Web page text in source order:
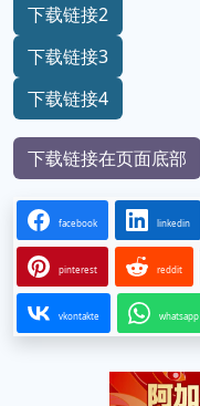
下载链接2
下载链接3
下载链接4
下载链接在页面底部
facebook linkedin
pinterest reddit
vkontakte whatsapp